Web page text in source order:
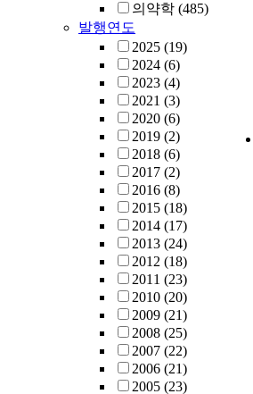
의약학 (485)
발행연도
2025 (19)
2024 (6)
2023 (4)
2021 (3)
2020 (6)
2019 (2)
2018 (6)
2017 (2)
2016 (8)
2015 (18)
2014 (17)
2013 (24)
2012 (18)
2011 (23)
2010 (20)
2009 (21)
2008 (25)
2007 (22)
2006 (21)
2005 (23)